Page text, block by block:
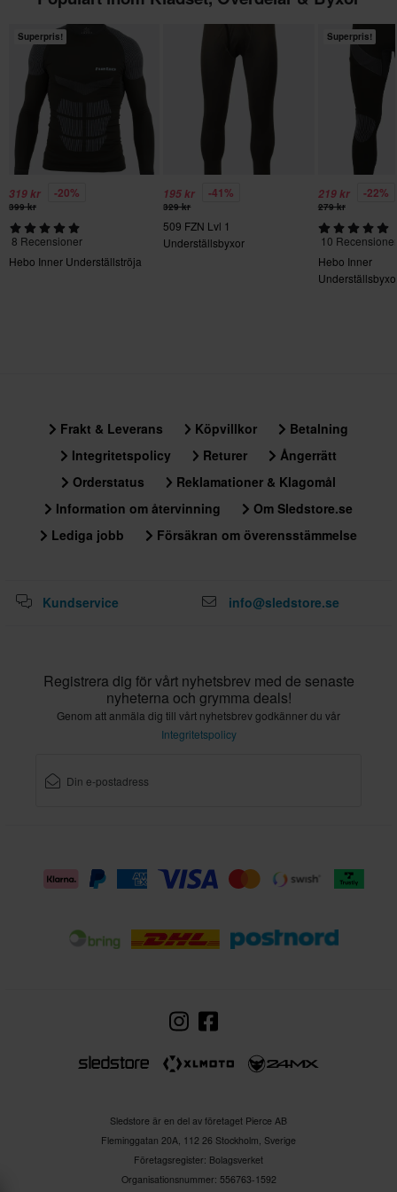
Superpris!
319 kr -20%
399 kr
8 Recensioner
Hebo Inner Underställströja
195 kr -41%
329 kr
509 FZN Lvl 1
Underställsbyxor
Superpris!
219 kr -22%
279 kr
10 Recensioner
Hebo Inner
Frakt & Leverans Köpvillkor
Betalning
Integritetspolicy
Returer
Ångerrätt
Orderstatus
Reklamationer & Klagomål
Information om återvinning
Om Sledstore.se
Lediga jobb
Försäkran om överensstämmelse
Kundservice info@sledstore.se
Registrera dig för vårt nyhetsbrev med de senaste
nyheterna och grymma deals!
Genom att anmäla dig till vårt nyhetsbrev godkänner du vår
Integritetspolicy
Sledstore är en del av företaget Pierce AB
Fleminggatan 20A, 112 26 Stockholm, Sverige
Företagsregister: Bolagsverket
Organisationsnummer: 556763-1592